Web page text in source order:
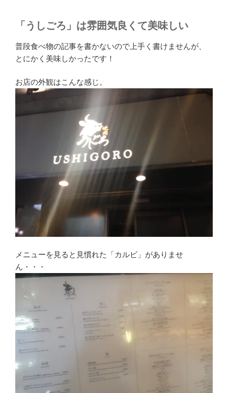
「うしごろ」は雰囲気良くて美味しい
普段食べ物の記事を書かないので上手く書けませんが、
とにかく美味しかったです！
お店の外観はこんな感じ。
メニューを見ると見慣れた「カルビ」がありませ
ん・・・